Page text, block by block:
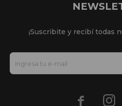
¡Suscribite y recibí todas
 